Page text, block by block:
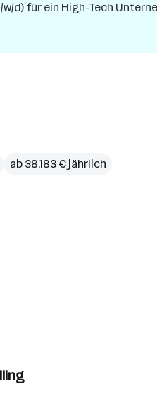
d) für ein High-Tech
ab 38.183 € jährlich